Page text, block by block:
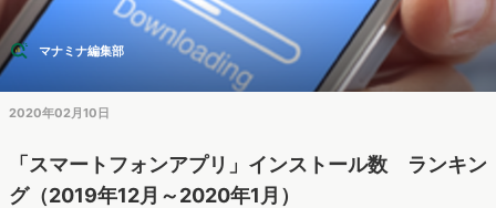
マナミナ編集部
2020年02月10日
「スマートフォンアプリ」インストール数 ランキン
グ（2019年12月～2020年1月）